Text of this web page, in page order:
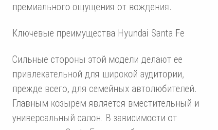
премиального ощущения от вождения.
Ключевые преимущества Hyundai Santa Fe
Сильные стороны этой модели делают ее
привлекательной для широкой аудитории,
прежде всего, для семейных автолюбителей.
Главным козырем является вместительный и
универсальный салон. В зависимости от